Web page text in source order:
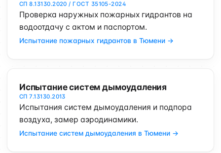
СП 8.13130.2020 / ГОСТ 35105-2024
Проверка наружных пожарных гидрантов на
водоотдачу с актом и паспортом.
Испытание пожарных гидрантов в Тюмени →
Испытание систем дымоудаления
СП 7.13130.2013
Испытания систем дымоудаления и подпора
воздуха, замер аэродинамики.
Испытание систем дымоудаления в Тюмени →